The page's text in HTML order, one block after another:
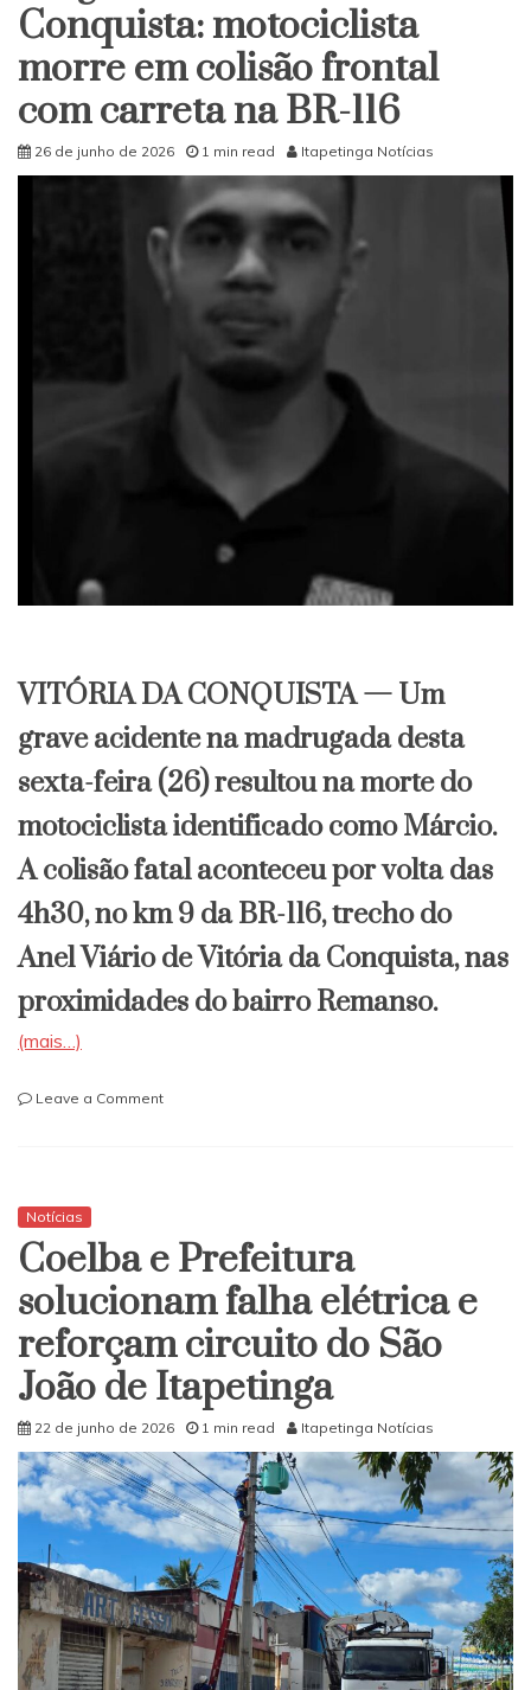
ser
baleado
em
Itapetinga
Conquista: motociclista
morre em colisão frontal
com carreta na BR-116
26 de junho de 2026 1 min read Itapetinga Notícias
​VITÓRIA DA CONQUISTA — Um
grave acidente na madrugada desta
sexta-feira (26) resultou na morte do
motociclista identificado como Márcio.
A colisão fatal aconteceu por volta das
4h30, no km 9 da BR-116, trecho do
Anel Viário de Vitória da Conquista, nas
proximidades do bairro Remanso.
(mais…)
Leave a Commenton
Conquista:
motociclista
em
colisão
frontal
com
carreta
na
BR-
116
Notícias
​Coelba e Prefeitura
solucionam falha elétrica e
reforçam circuito do São
João de Itapetinga
22 de junho de 2026 1 min read Itapetinga Notícias